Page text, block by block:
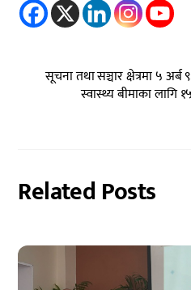
सूचना तथा सञ्चार क्षेत्रमा ५
स्वास्थ्य बीमाका लागि
Related Posts